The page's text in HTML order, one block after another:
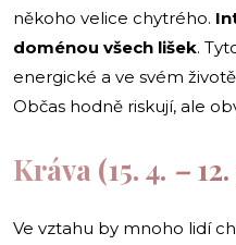
někoho velice chytrého.
doménou všech lišek.
energické a ve svém
Občas hodně riskují, ale
Kráva (15. 4. –
Ve vztahu by mnoho lidí